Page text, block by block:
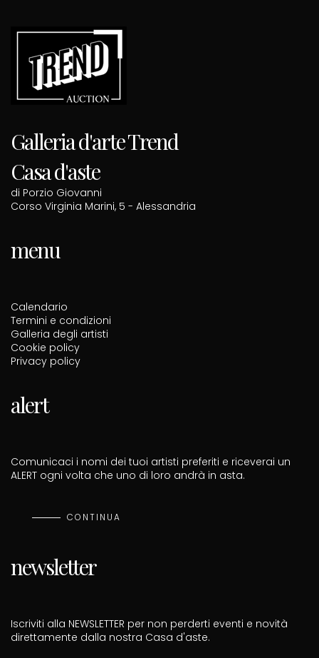
Galleria d'arte Trend
Casa d'aste
di Porzio Giovanni
Corso Virginia Marini, 5 - Alessandria
menu
Calendario
Termini e condizioni
Galleria degli artisti
Cookie policy
Privacy policy
alert
Comunicaci i nomi dei tuoi artisti preferiti e riceverai un
ALERT ogni volta che uno di loro andrà in asta.
CONTINUA
newsletter
Iscriviti alla NEWSLETTER per non perderti eventi e novità
direttamente dalla nostra Casa d'aste.